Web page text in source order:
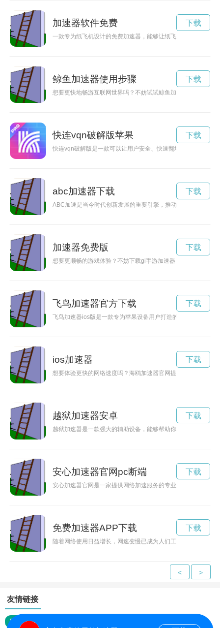
加速器软件免费
一款专为纸飞机设计的免费加速器，能够让纸飞机飞行更快更
下载
鲸鱼加速器使用步骤
想要更快地畅游互联网世界吗？不妨试试鲸鱼加速器！现已免
下载
快连vqn破解版苹果
快连vqn破解版是一款可以让用户安全、快速翻墙的工具，让人
下载
abc加速器下载
ABC加速是当今时代创新发展的重要引擎，推动了科技进步和
下载
加速器免费版
想要更顺畅的游戏体验？不妨下载gi手游加速器，帮助您提高
下载
飞鸟加速器官方下载
飞鸟加速器ios版是一款专为苹果设备用户打造的优秀网络加速
下载
ios加速器
想要体验更快的网络速度吗？海鸥加速器官网提供正版下载安
下载
越狱加速器安卓
越狱加速器是一款强大的辅助设备，能够帮助你在赛车比赛、
下载
安心加速器官网pc断端
安心加速器官网是一家提供网络加速服务的专业网站，致力于
下载
免费加速器APP下载
随着网络使用日益增长，网速变慢已成为人们工作和生活中的
下载
< >
友情链接
网站地图